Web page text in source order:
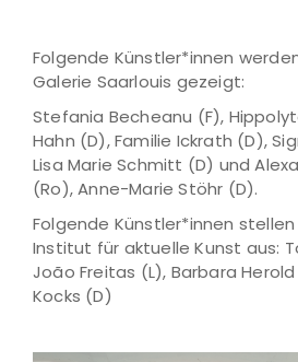
Folgende Künstler*innen
Galerie Saarlouis gezeigt:
Stefania Becheanu (F),
Hahn (D), Familie Ickrath (D),
Lisa Marie Schmitt (D) und
(Ro), Anne-Marie Stöhr (D).
Folgende Künstler*innen
Institut für aktuelle Kunst aus:
João Freitas (L), Barbara
Kocks (D)